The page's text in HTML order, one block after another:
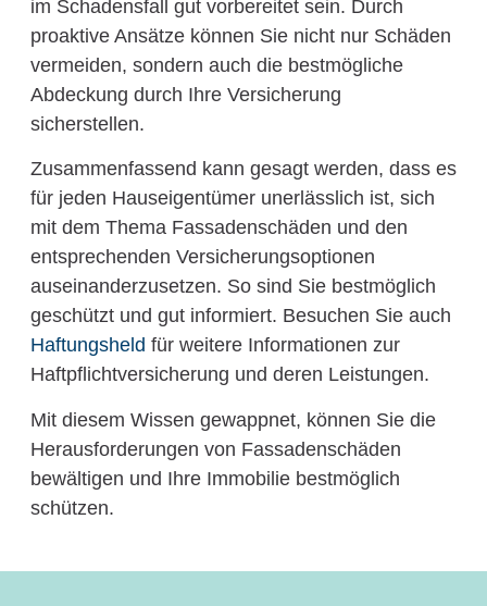
im Schadensfall gut vorbereitet sein. Durch
proaktive Ansätze können Sie nicht nur Schäden
vermeiden, sondern auch die bestmögliche
Abdeckung durch Ihre Versicherung
sicherstellen.
Zusammenfassend kann gesagt werden, dass es
für jeden Hauseigentümer unerlässlich ist, sich
mit dem Thema Fassadenschäden und den
entsprechenden Versicherungsoptionen
auseinanderzusetzen. So sind Sie bestmöglich
geschützt und gut informiert. Besuchen Sie auch
Haftungsheld für weitere Informationen zur
Haftpflichtversicherung und deren Leistungen.
Mit diesem Wissen gewappnet, können Sie die
Herausforderungen von Fassadenschäden
bewältigen und Ihre Immobilie bestmöglich
schützen.